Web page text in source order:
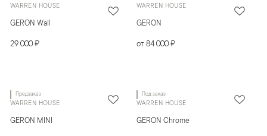
WARREN HOUSE
GERON Wall
29 000 ₽
WARREN HOUSE
GERON
от 84 000 ₽
Предзаказ
WARREN HOUSE
GERON MINI
Под заказ
WARREN HOUSE
GERON Chrome